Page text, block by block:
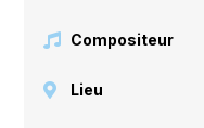
Compositeur
Lieu